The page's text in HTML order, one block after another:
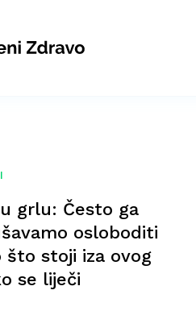
grlu: Često ga
osloboditi
što stoji iza ovog
se liječi